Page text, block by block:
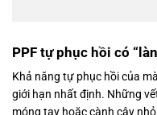
PPF tự phục hồi có
Khả năng tự phục hồi của
giới hạn nhất định. Những
móng tay hoặc cành cây